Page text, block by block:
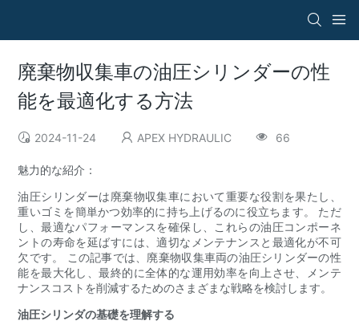
廃棄物収集車の油圧シリンダーの性
能を最適化する方法
2024-11-24 APEX HYDRAULIC 66
魅力的な紹介：
油圧シリンダーは廃棄物収集車において重要な役割を果たし、
重いゴミを簡単かつ効率的に持ち上げるのに役立ちます。 ただ
し、最適なパフォーマンスを確保し、これらの油圧コンポーネ
ントの寿命を延ばすには、適切なメンテナンスと最適化が不可
欠です。 この記事では、廃棄物収集車両の油圧シリンダーの性
能を最大化し、最終的に全体的な運用効率を向上させ、メンテ
ナンスコストを削減するためのさまざまな戦略を検討します。
油圧シリンダの基礎を理解する